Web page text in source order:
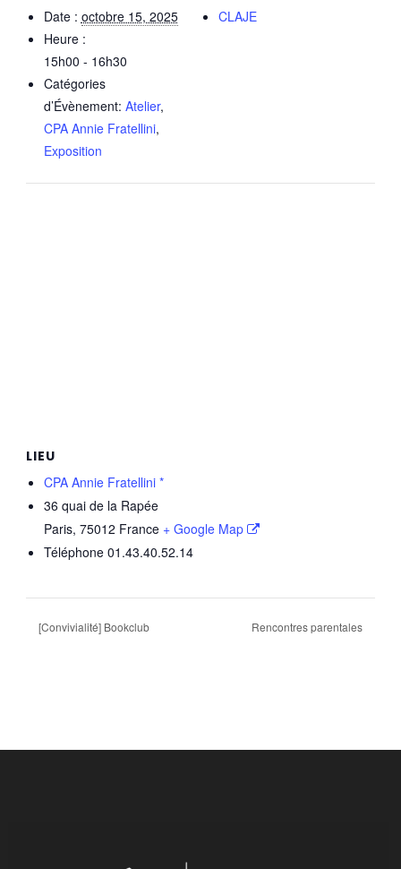
Date : octobre 15, 2025
Heure :
15h00 - 16h30
Catégories
d’Évènement: Atelier,
CPA Annie Fratellini,
Exposition
CLAJE
LIEU
CPA Annie Fratellini *
36 quai de la Rapée
Paris, 75012 France + Google Map
Téléphone 01.43.40.52.14
[Convivialité] Bookclub Rencontres parentales